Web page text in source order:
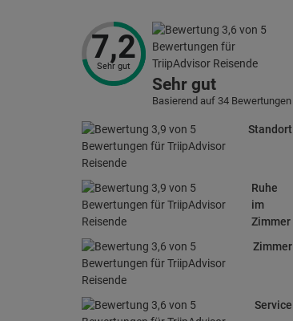
7,2
Sehr gut
Sehr gut
Basierend auf 34 Bewertungen
Standort
Ruhe
im
Zimmer
Zimmer
Service